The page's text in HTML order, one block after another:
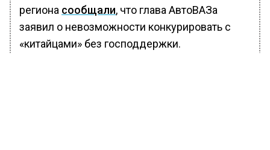
региона сообщали, что глава АвтоВАЗа
заявил о невозможности конкурировать с
«китайцами» без господдержки.